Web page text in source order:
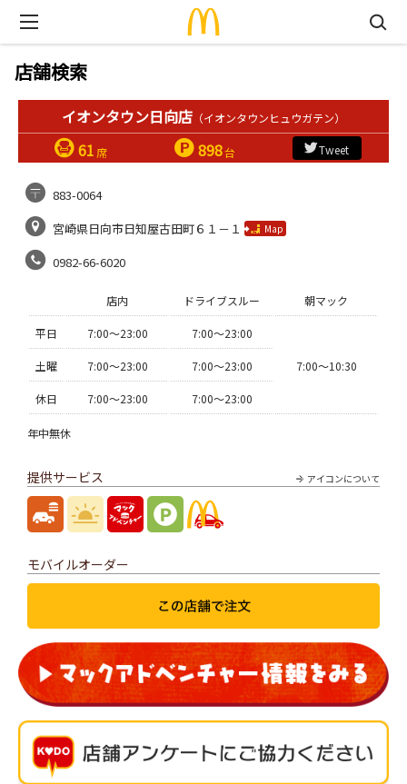
店舗検索
イオンタウン日向店 （イオンタウンヒュウガテン）
61 席 898台 Tweet
883-0064
宮崎県日向市日知屋古田町６１－１
Map
0982-66-6020
店内 ドライブスルー 朝マック
平日 7:00〜23:00 7:00〜23:00
7:00〜10:30
土曜 7:00〜23:00 7:00〜23:00
休日 7:00〜23:00 7:00〜23:00
年中無休
アイコンについて
提供サービス
モバイルオーダー